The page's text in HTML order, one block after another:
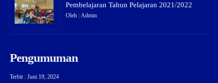
Pembelajaran Tahun Pelajaran 2021/2022
Oleh : Admin
Pengumuman
Terbit : Juni 19, 2024